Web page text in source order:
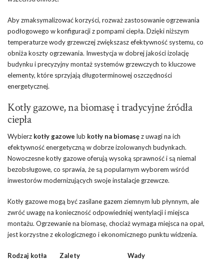
Aby zmaksymalizować korzyści, rozważ zastosowanie ogrzewania
podłogowego w konfiguracji z pompami ciepła. Dzięki niższym
temperaturze wody grzewczej zwiększasz efektywność systemu, co
obniża koszty ogrzewania. Inwestycja w dobrej jakości izolację
budynku i precyzyjny montaż systemów grzewczych to kluczowe
elementy, które sprzyjają długoterminowej oszczędności
energetycznej.
Kotły gazowe, na biomasę i tradycyjne źródła
ciepła
Wybierz kotły gazowe lub kotły na biomasęz uwagi na ich
efektywność energetyczną w dobrze izolowanych budynkach.
Nowoczesne kotły gazowe oferują wysoką sprawność i są niemal
bezobsługowe, co sprawia, że są popularnym wyborem wśród
inwestorów modernizujących swoje instalacje grzewcze.
Kotły gazowe mogą być zasilane gazem ziemnym lub płynnym, ale
zwróć uwagę na konieczność odpowiedniej wentylacji i miejsca
montażu. Ogrzewanie na biomasę, chociaż wymaga miejsca na opał,
jest korzystne z ekologicznego i ekonomicznego punktu widzenia.
Rodzaj kotła Zalety Wady